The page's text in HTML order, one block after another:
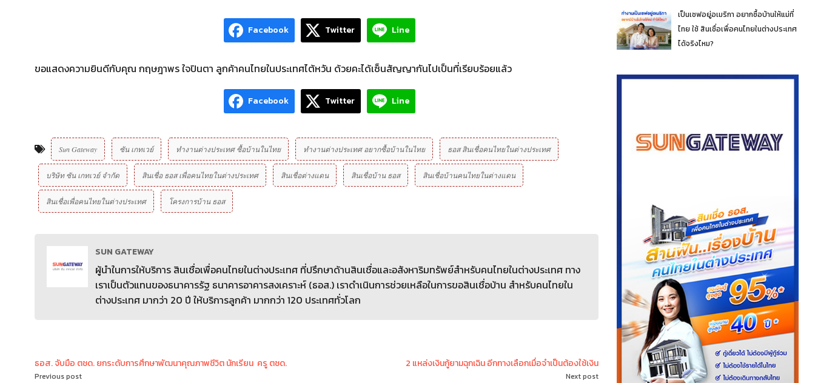
Facebook Twitter Line
ขอแสดงความยินดีกับคุณ กฤษฎาพร ใจปินตา ลูกค้าคนไทยในประเทศไต้หวัน ด้วยคะได้เซ็นสัญญากันไปเป็นที่เรียบร้อยแล้ว
Facebook Twitter Line
Sun Gateway ซัน เกทเวย์ ทำงานต่างประเทศ ซื้อบ้านในไทย ทำงานต่างประเทศ อยากซื้อบ้านในไทย ธอส สินเชื่อคนไทยในต่างประเทศ
บริษัท ซัน เกทเวย์ จํากัด สินเชื่อ ธอส เพื่อคนไทยในต่างประเทศ สินเชื่อต่างแดน สินเชื่อบ้าน ธอส สินเชื่อบ้านคนไทยในต่างแดน
สินเชื่อเพื่อคนไทยในต่างประเทศ โครงการบ้าน ธอส
SUN GATEWAY
ผู้นำในการให้บริการ สินเชื่อเพื่อคนไทยในต่างประเทศ ที่ปรึกษาด้านสินเชื่อและอสังหาริมทรัพย์สำหรับคนไทยในต่างประเทศ ทาง
เราเป็นตัวแทนของธนาคารรัฐ ธนาคารอาคารสงเคราะห์ (ธอส.) เราดำเนินการช่วยเหลือในการขอสินเชื่อบ้าน สำหรับคนไทยใน
ต่างประเทศ มากว่า 20 ปี ให้บริการลูกค้า มากกว่า 120 ประเทศทั่วโลก
ธอส. จับมือ ตชด. ยกระดับการศึกษาพัฒนาคุณภาพชีวิต นักเรียน  ครู ตชด.
Previous post
2 แหล่งเงินกู้ยามฉุกเฉิน อีกทางเลือกเมื่อจำเป็นต้องใช้เงิน
Next post
เป็นเชฟอยู่อเมริกา อยากซื้อบ้านให้แม่ที่
ไทย ใช้ สินเชื่อเพื่อคนไทยในต่างประเทศ
ได้จริงไหม?